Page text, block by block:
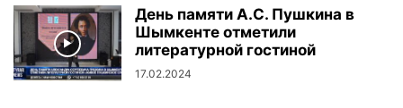
День памяти А.С. Пушкина в
Шымкенте отметили
литературной гостиной
17.02.2024